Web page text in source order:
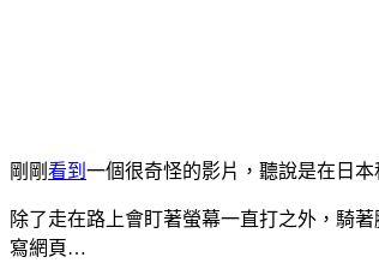
剛剛看到 一個很奇怪的影片，聽說是在日
除了走在路上會盯著螢幕一直打之外，騎
寫網頁…